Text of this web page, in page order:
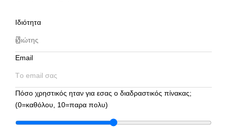
Ιδιότητα
Email
Πόσο χρηστικός ηταν για εσας ο διαδραστικός πίνακας;
(0=καθόλου, 10=παρα πολυ)